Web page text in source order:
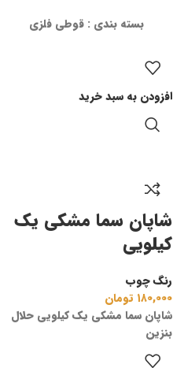
بسته بندی : قوطی فلزی
افزودن به سبد خرید
شاپان سما مشکی یک
کیلویی
رنگ چوب
۱۸۰,۰۰۰ تومان
شاپان سما مشکی یک کیلویی حلال
بنزین